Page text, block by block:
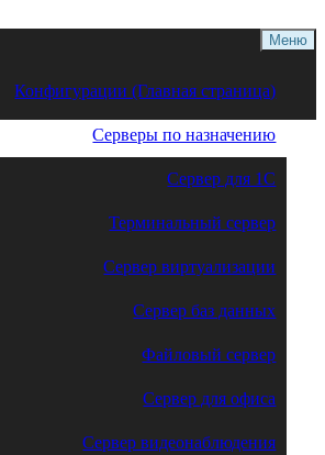
Меню
Конфигурации (Главная страница)
Серверы по назначению
Сервер для 1С
Терминальный сервер
Сервер виртуализации
Сервер баз данных
Файловый сервер
Сервер для офиса
Сервер видеонаблюдения